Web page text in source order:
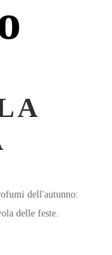
dell'autunno:
delle feste.